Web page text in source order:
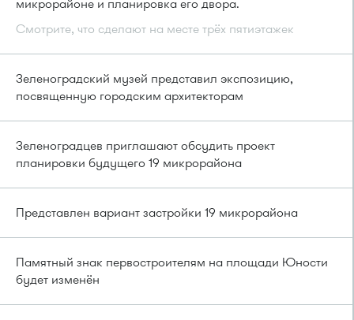
микрорайоне и планировка его двора.
Смотрите, что сделают на месте трёх пятиэтажек
Зеленоградский музей представил экспозицию,
посвященную городским архитекторам
Зеленоградцев приглашают обсудить проект
планировки будущего 19 микрорайона
Представлен вариант застройки 19 микрорайона
Памятный знак первостроителям на площади Юности
будет изменён